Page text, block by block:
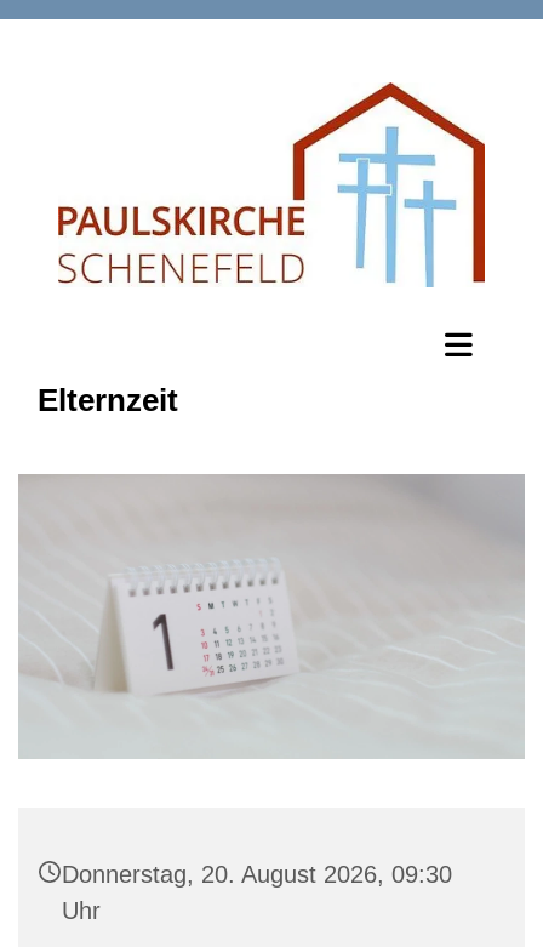
Elternzeit
Donnerstag, 20. August 2026, 09:30
Uhr